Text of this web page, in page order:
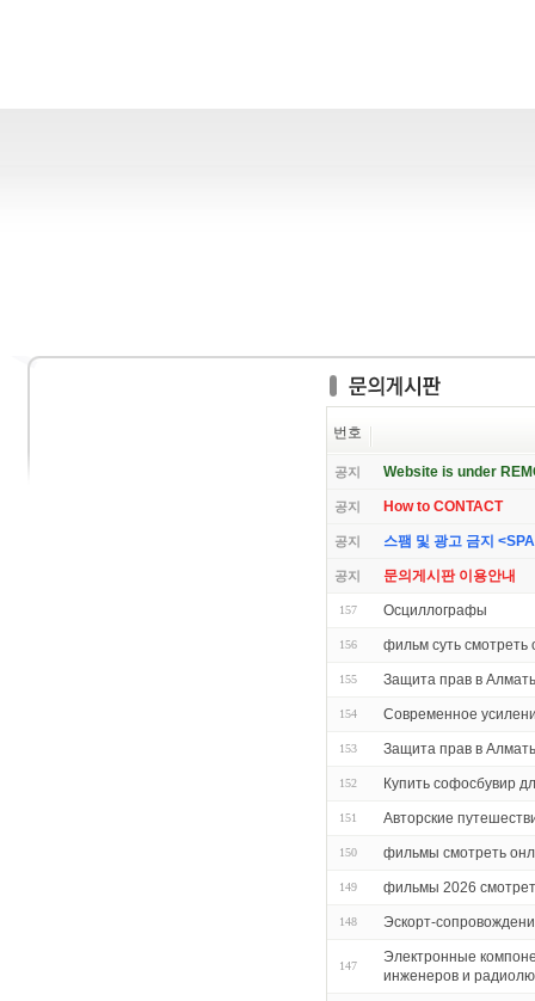
번호
공지 Website is under
공지 How to CONTACT
공지 스팸 및 광고 금지
공지 문의게시판 이용안내
157 Осциллографы
156 фильм суть смотреть
155 Защита прав в
154 Современное
153 Защита прав в
152 Купить софосбувир
151 Авторские
150 фильмы смотреть
149 фильмы 2026
148 Эскорт-
147
Электронные
инженеров и